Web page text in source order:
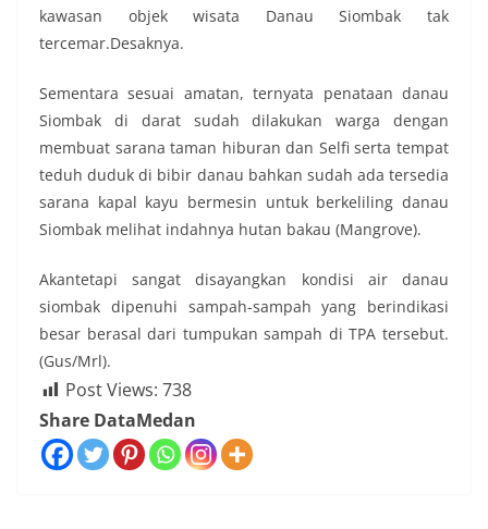
kawasan objek wisata Danau Siombak tak
tercemar.Desaknya.
Sementara sesuai amatan, ternyata penataan danau
Siombak di darat sudah dilakukan warga dengan
membuat sarana taman hiburan dan Selfi serta tempat
teduh duduk di bibir danau bahkan sudah ada tersedia
sarana kapal kayu bermesin untuk berkeliling danau
Siombak melihat indahnya hutan bakau (Mangrove).
Akantetapi sangat disayangkan kondisi air danau
siombak dipenuhi sampah-sampah yang berindikasi
besar berasal dari tumpukan sampah di TPA tersebut.
(Gus/Mrl).
Post Views: 738
Share DataMedan